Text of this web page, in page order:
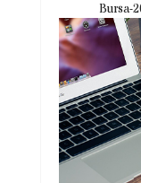
Bursa-